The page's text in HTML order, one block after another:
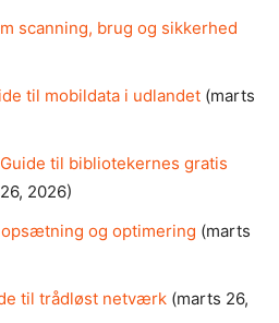
scanning, brug og sikkerhed
til mobildata i udlandet (marts
til bibliotekernes gratis
2026)
og optimering (marts
til trådløst netværk (marts 26,